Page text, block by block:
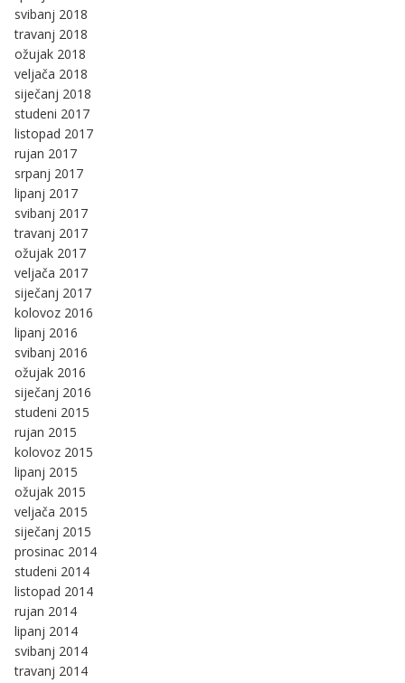
svibanj 2018
travanj 2018
ožujak 2018
veljača 2018
siječanj 2018
studeni 2017
listopad 2017
rujan 2017
srpanj 2017
lipanj 2017
svibanj 2017
travanj 2017
ožujak 2017
veljača 2017
siječanj 2017
kolovoz 2016
lipanj 2016
svibanj 2016
ožujak 2016
siječanj 2016
studeni 2015
rujan 2015
kolovoz 2015
lipanj 2015
ožujak 2015
veljača 2015
siječanj 2015
prosinac 2014
studeni 2014
listopad 2014
rujan 2014
lipanj 2014
svibanj 2014
travanj 2014